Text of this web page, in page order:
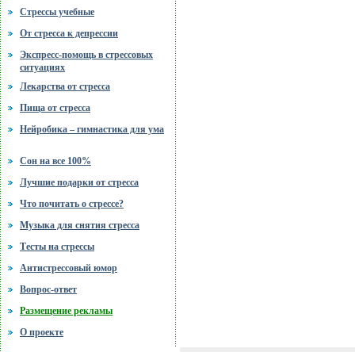
Стрессы учебные
От стресса к депрессии
Экспресс-помощь в стрессовых
ситуациях
Лекарства от стресса
Пища от стресса
Нейробика – гимнастика для ума
Сон на все 100%
Лучшие подарки от стресса
Что почитать о стрессе?
Музыка для снятия стресса
Тесты на стрессы
Антистрессовый юмор
Вопрос-ответ
Размещение рекламы
О проекте